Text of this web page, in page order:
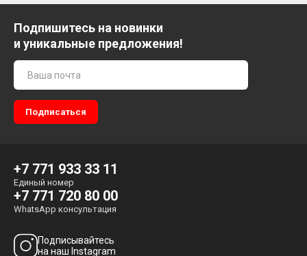
Подпишитесь на новинки
и уникальные предложения!
+7 771 933 33 11
Единый номер
+7 771 720 80 00
WhatsApp консультация
Подписывайтесь
на наш Instagram